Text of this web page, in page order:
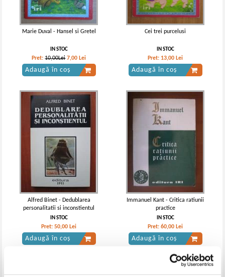
Marie Duval - Hansel si Gretel
IN STOC
Pret:10,00Lei 7,00 Lei
Adaugă în coș
Cei trei purcelusi
IN STOC
Pret: 13,00 Lei
Adaugă în coș
Alfred Binet - Dedublarea
personalitatii si inconstientul
IN STOC
Pret:50,00 Lei
Adaugă în coș
Immanuel Kant - Critica ratiunii
practice
IN STOC
Pret:60,00 Lei
Adaugă în coș